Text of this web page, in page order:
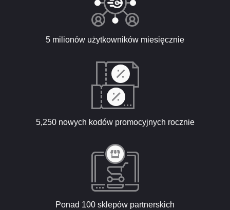
5 milionów użytkowników miesięcznie
5,250 nowych kodów promocyjnych rocznie
Ponad 100 sklepów partnerskich